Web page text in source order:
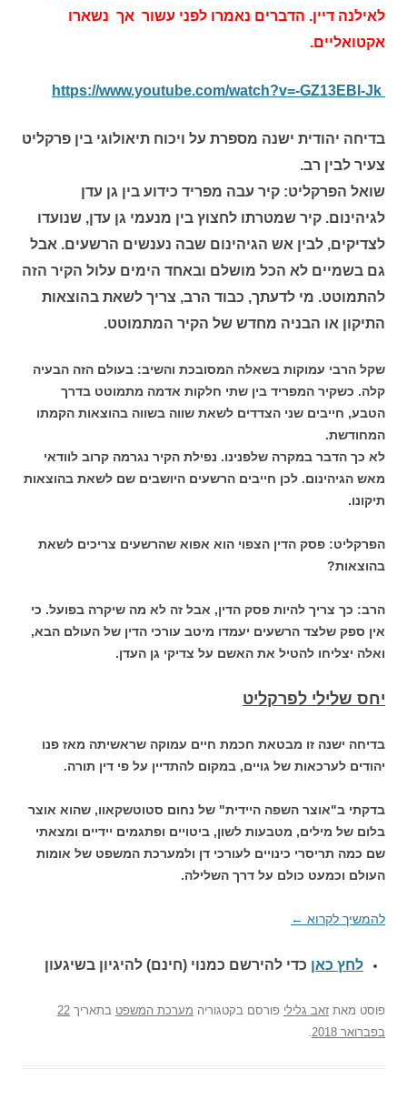
לאילנה דיין. הדברים נאמרו לפני עשור אך נשארו
אקטואליים.
בדיחה יהודית ישנה מספרת על ויכוח תיאולוגי בין פרקליט
צעיר לבין רב.
שואל הפרקליט: קיר עבה מפריד כידוע בין גן עדן
לגיהינום. קיר שמטרתו לחצוץ בין מנעמי גן עדן, שנועדו
לצדיקים, לבין אש הגיהינום שבה נענשים הרשעים. אבל
גם בשמיים לא הכל מושלם ובאחד הימים עלול הקיר הזה
להתמוטט. מי לדעתך, כבוד הרב, צריך לשאת בהוצאות
התיקון או הבניה מחדש של הקיר המתמוטט.
שקל הרבי עמוקות בשאלה המסובכת והשיב: בעולם הזה הבעיה
קלה. כשקיר המפריד בין שתי חלקות אדמה מתמוטט בדרך
הטבע, חייבים שני הצדדים לשאת שווה בשווה בהוצאות הקמתו
המחודשת.
לא כך הדבר במקרה שלפנינו. נפילת הקיר נגרמה קרוב לוודאי
מאש הגיהינום. לכן חייבים הרשעים היושבים שם לשאת בהוצאות
תיקונו.
הפרקליט: פסק הדין הצפוי הוא אפוא שהרשעים צריכים לשאת
בהוצאות?
הרב: כך צריך להיות פסק הדין, אבל זה לא מה שיקרה בפועל. כי
אין ספק שלצד הרשעים יעמדו מיטב עורכי הדין של העולם הבא,
ואלה יצליחו להטיל את האשם על צדיקי גן העדן.
יחס שלילי לפרקליט
בדיחה ישנה זו מבטאת חכמת חיים עמוקה שראשיתה מאז פנו
יהודים לערכאות של גויים, במקום להתדיין על פי דין תורה.
בדקתי ב"אוצר השפה היידית" של נחום סטוטשקאוו, שהוא אוצר
בלום של מילים, מטבעות לשון, ביטויים ופתגמים יידיים ומצאתי
שם כמה תריסרי כינויים לעורכי דן ולמערכת המשפט של אומות
העולם וכמעט כולם על דרך השלילה.
להמשיך לקרוא←
לחץ כאן כדי להירשם כ מנוי (חינם) להיגיון בשיגעון
פוסטמאתזאב גליליפורסם בקטגוריהמערכת המשפטבתאריך22
בפברואר 2018
.